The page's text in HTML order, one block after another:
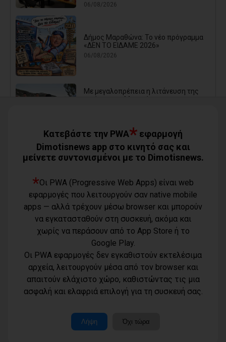
06/08/2026
Δήμος Μαραθώνα: Το νέο πρόγραμμα
«ΔΕΝ ΤΟ ΕΙΔΑΜΕ 2026»
06/08/2026
Με μεγαλοπρέπεια η λιτάνευση της
εικόνας της Μεταμόρφωσης του
Το LIVE του Καλοκαιριού: Ο Πάνος
Μουζουράκης στο Marathon Village -
Την Πέμπτη 27 Αυγούστου
Δήμος Αθηναίων: Απομάκρυνση 240
τραπεζοκαθισμάτων σε 13
επιχειρησιακές δράσεις της
Δημοτικής Αστυνομίας (photos)
06/08/2026
Ολοταχώς για την έκτη θητεία του ο
Δημήτρης Λουκάς
06/08/2026
Τσίρκας για την αποχέτευση
Όροι χρήσης
Πολιτική
Τηλέφωνο
Κατεβάστε την PWA* εφαρμογή
Dimotisnews app στο κινητό σας και
μείνετε συντονισμένοι με το Dimotisnews.
*Οι PWA (Progressive Web Apps) είναι web
εφαρμογές που λειτουργούν σαν native mobile
apps — αλλά τρέχουν μέσω browser και μπορούν
να εγκατασταθούν στη συσκευή, ακόμα και
χωρίς να περάσουν από το App Store ή το
Google Play.
Οι PWA εφαρμογές δεν εγκαθιστούν εκτελέσιμα
αρχεία, λειτουργούν μέσα από τον browser και
απαιτούν ελάχιστο χώρο, καθιστώντας τις μια
ασφαλή και ελαφριά επιλογή για τη συσκευή σας.
Λήψη Όχι τώρα